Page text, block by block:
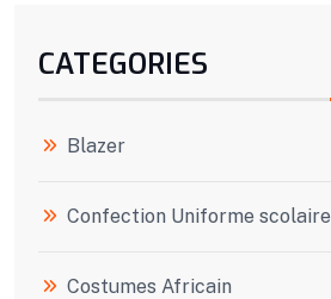
CATEGORIES
Blazer
Confection Uniforme scolaire
Costumes Africain